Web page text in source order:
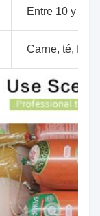
Entre 10 y 15
Carne, té,